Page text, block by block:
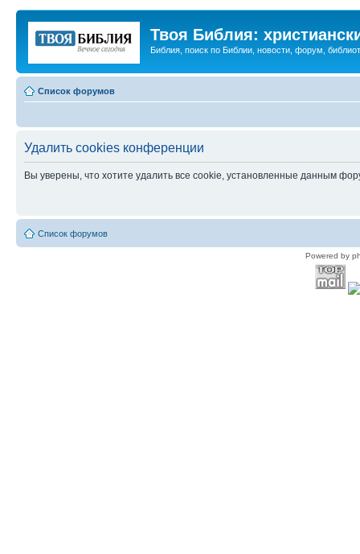
Твоя Библия:
Библия, поиск по Библии, новости, форум,
Список форумов
Удалить cookies конференции
Вы уверены, что хотите удалить все cookie, установленные данным
Список форумов
Powered by